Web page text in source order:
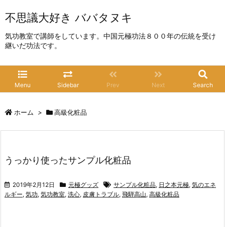
不思議大好き ババタヌキ
気功教室で講師をしています。中国元極功法８００年の伝統を受け
継いだ功法です。
Menu Sidebar Prev Next Search
ホーム > 高級化粧品
うっかり使ったサンプル化粧品
2019年2月12日 元極グッズ サンプル化粧品, 日之本元極, 気のエネ
ルギー, 気功, 気功教室, 洗心, 皮膚トラブル, 飛騨高山, 高級化粧品